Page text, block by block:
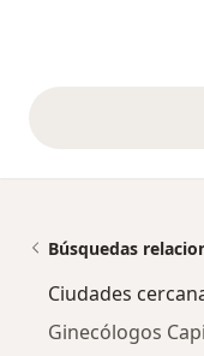
Búsquedas
Ciudades
Ginecólogos